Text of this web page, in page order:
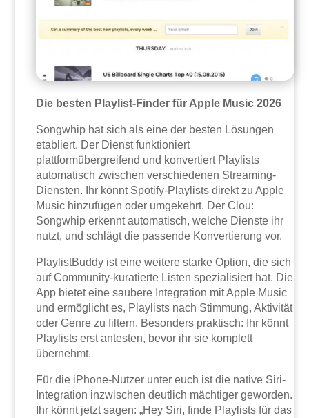
Die besten Playlist-Finder für Apple Music 2026
Songwhip hat sich als eine der besten Lösungen
etabliert. Der Dienst funktioniert
plattformübergreifend und konvertiert Playlists
automatisch zwischen verschiedenen Streaming-
Diensten. Ihr könnt Spotify-Playlists direkt zu Apple
Music hinzufügen oder umgekehrt. Der Clou:
Songwhip erkennt automatisch, welche Dienste ihr
nutzt, und schlägt die passende Konvertierung vor.
PlaylistBuddy ist eine weitere starke Option, die sich
auf Community-kuratierte Listen spezialisiert hat. Die
App bietet eine saubere Integration mit Apple Music
und ermöglicht es, Playlists nach Stimmung, Aktivität
oder Genre zu filtern. Besonders praktisch: Ihr könnt
Playlists erst antesten, bevor ihr sie komplett
übernehmt.
Für die iPhone-Nutzer unter euch ist die native Siri-
Integration inzwischen deutlich mächtiger geworden.
Ihr könnt jetzt sagen: „Hey Siri, finde Playlists für das